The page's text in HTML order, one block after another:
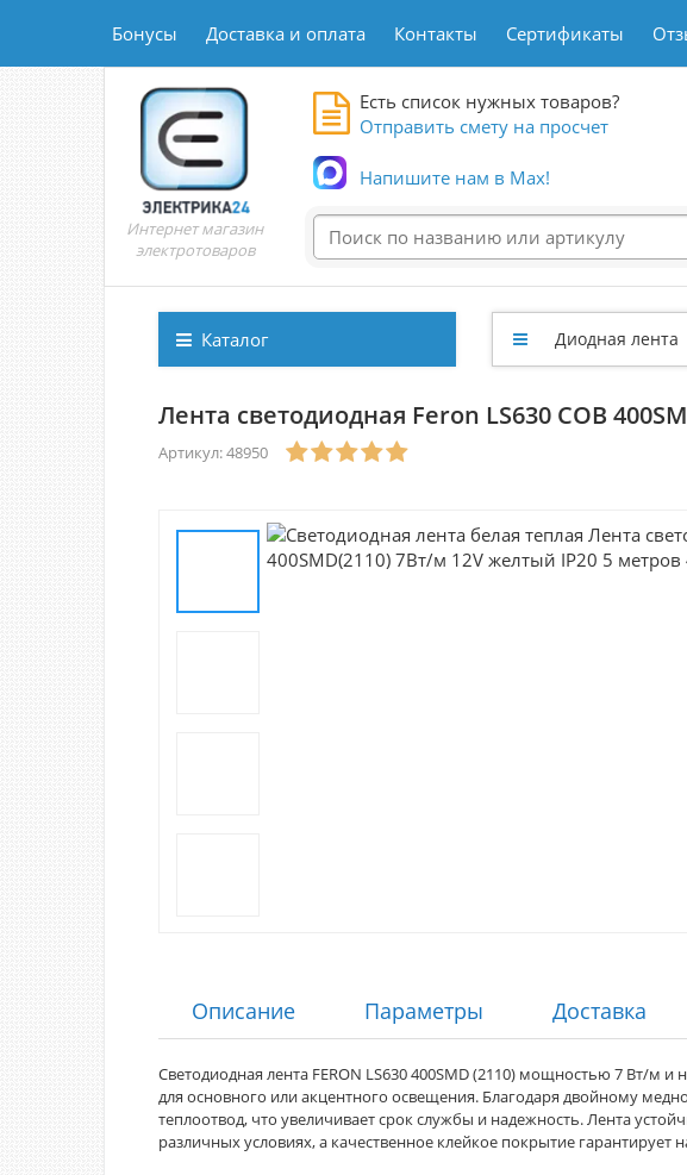
Бонусы Доставка и оплата Контакты Сертификаты
Интернет магазин
электротоваров
Есть список нужных товаров?
Отправить смету на просчет
Напишите нам в Max!
Каталог Диодная лента
Лента светодиодная Feron LS630 COB
Артикул: 48950
Описание Параметры Доставка
Светодиодная лента FERON LS630 400SMD (2110) мощностью 7 Вт/м
для основного или акцентного освещения. Благодаря двойному
теплоотвод, что увеличивает срок службы и надежность. Лента
различных условиях, а качественное клейкое покрытие гарантирует